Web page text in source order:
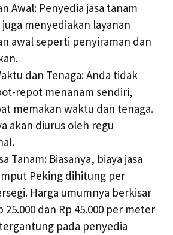
Awal: Penyedia jasa tanam
menyediakan layanan
awal seperti penyiraman dan
dan Tenaga: Anda tidak
repot menanam sendiri,
memakan waktu dan tenaga.
akan diurus oleh regu
Tanam: Biasanya, biaya jasa
Peking dihitung per
Harga umumnya berkisar
25.000 dan Rp 45.000 per meter
pada penyedia